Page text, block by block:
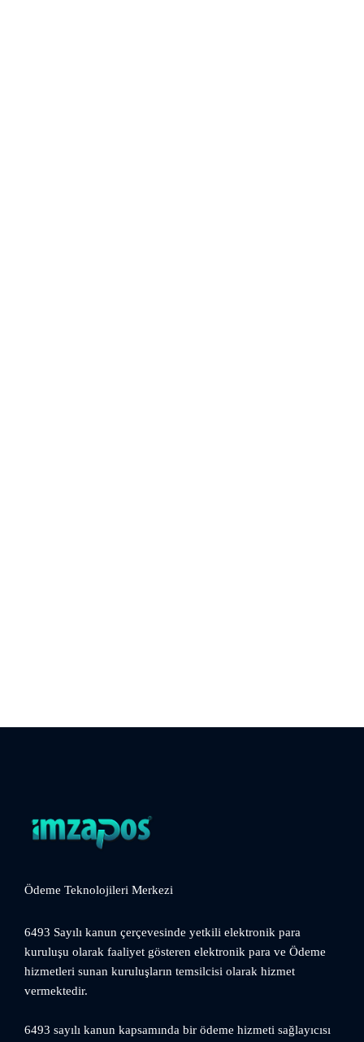
Ödeme Teknolojileri Merkezi
6493 Sayılı kanun çerçevesinde yetkili elektronik para
kuruluşu olarak faaliyet gösteren elektronik para ve Ödeme
hizmetleri sunan kuruluşların temsilcisi olarak hizmet
vermektedir.
6493 sayılı kanun kapsamında bir ödeme hizmeti sağlayıcısı